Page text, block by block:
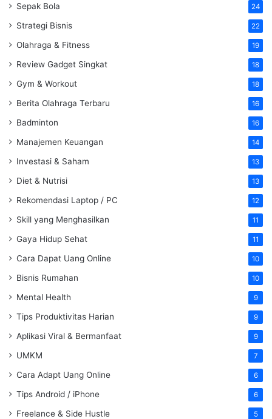
Sepak Bola 24
Strategi Bisnis 22
Olahraga & Fitness 19
Review Gadget Singkat 18
Gym & Workout 18
Berita Olahraga Terbaru 16
Badminton 16
Manajemen Keuangan 14
Investasi & Saham 13
Diet & Nutrisi 13
Rekomendasi Laptop / PC 12
Skill yang Menghasilkan 11
Gaya Hidup Sehat 11
Cara Dapat Uang Online 10
Bisnis Rumahan 10
Mental Health 9
Tips Produktivitas Harian 9
Aplikasi Viral & Bermanfaat 9
UMKM 7
Cara Adapt Uang Online 6
Tips Android / iPhone 6
Freelance & Side Hustle 5